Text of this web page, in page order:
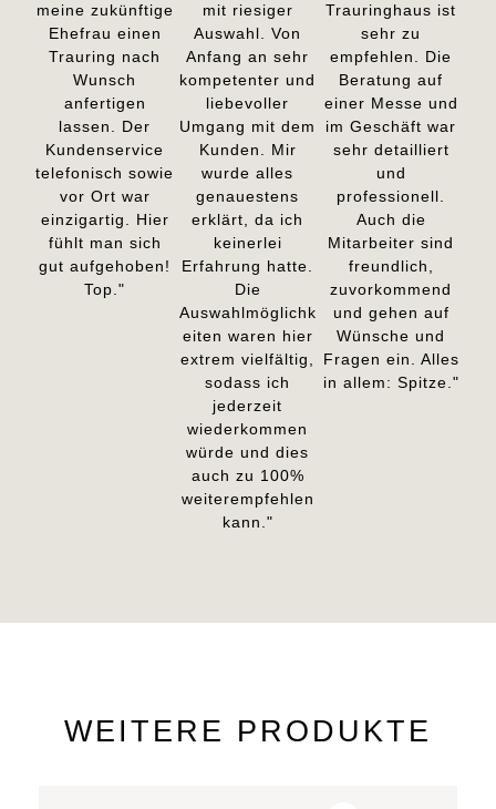
meine zukünftige
Ehefrau einen
Trauring nach
Wunsch
anfertigen
lassen. Der
Kundenservice
telefonisch sowie
vor Ort war
einzigartig. Hier
fühlt man sich
gut aufgehoben!
Top."
mit riesiger
Auswahl. Von
Anfang an sehr
kompetenter und
liebevoller
Umgang mit dem
Kunden. Mir
wurde alles
genauestens
erklärt, da ich
keinerlei
Erfahrung hatte.
Die
Auswahlmöglichk
eiten waren hier
extrem vielfältig,
sodass ich
jederzeit
wiederkommen
würde und dies
auch zu 100%
weiterempfehlen
kann."
Trauringhaus ist
sehr zu
empfehlen. Die
Beratung auf
einer Messe und
im Geschäft war
sehr detailliert
und
professionell.
Auch die
Mitarbeiter sind
freundlich,
zuvorkommend
und gehen auf
Wünsche und
Fragen ein. Alles
in allem: Spitze."
WEITERE PRODUKTE